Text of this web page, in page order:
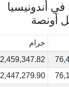
في أندونيسيا
أونصة
جرام
2,459,347.82
2,447,279.90